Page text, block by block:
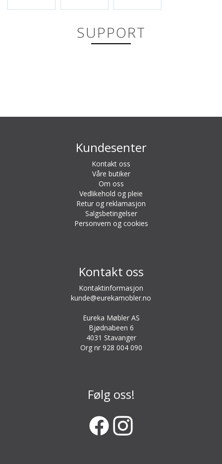
SUPPORT
Kundesenter
Kontakt oss
Våre butiker
Om oss
Vedlikehold og pleie
Retur og reklamasjon
Salgsbetingelser
Personvern og cookies
Kontakt oss
Kontaktinformasjon
kunde@eurekamobler.no
Eureka Møbler AS
Bjødnabeen 6
4031 Stavanger
Org nr 928 004 090
Følg oss!